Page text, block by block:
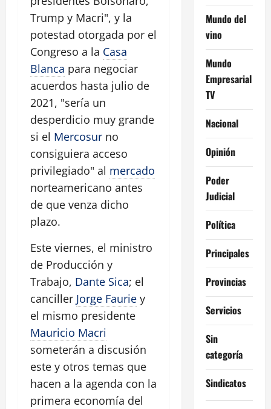
Trump y Macri", y la
potestad otorgada por el
Congreso a la Casa
Blanca para negociar
acuerdos hasta julio de
2021, "sería un
desperdicio muy grande
si el Mercosur no
consiguiera acceso
privilegiado" al mercado
norteamericano antes
de que venza dicho
plazo.
Este viernes, el ministro
de Producción y
Trabajo, Dante Sica; el
canciller Jorge Faurie y
el mismo presidente
Mauricio Macri
someterán a discusión
este y otros temas que
hacen a la agenda con la
primera economía del
Mundo del
vino
Mundo
Empresarial
TV
Nacional
Opinión
Poder
Judicial
Política
Principales
Provincias
Servicios
Sin
categoría
Sindicatos